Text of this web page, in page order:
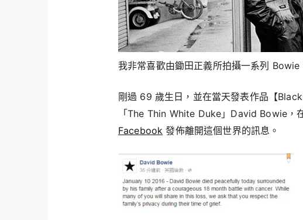
我非常喜歡由鋤田正義所拍攝一系列 Bowie
剛過 69 歲生日，並在當天發表作品【
「The Thin White Duke」David Bowie，
Facebook 發佈離開這個世界的訊息。